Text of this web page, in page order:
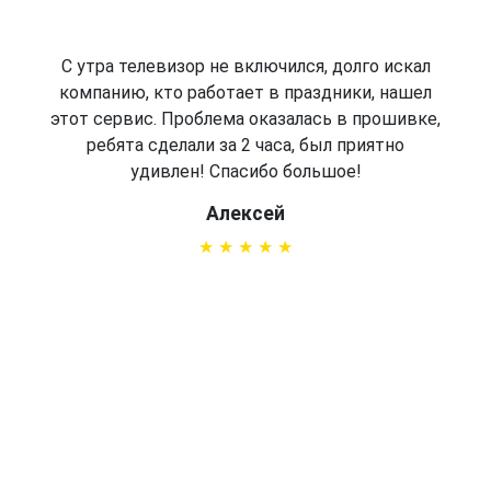
С утра телевизор не включился, долго искал
компанию, кто работает в праздники, нашел
этот сервис. Проблема оказалась в прошивке,
ребята сделали за 2 часа, был приятно
удивлен! Спасибо большое!
Алексей